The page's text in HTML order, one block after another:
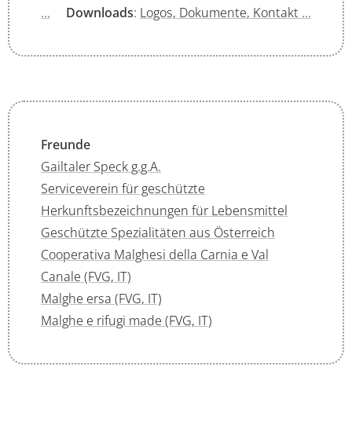
...
Downloads: Logos, Dokumente, Kontakt ...
Freunde
Gailtaler Speck g.g.A.
Serviceverein für geschützte
Herkunftsbezeichnungen für Lebensmittel
Geschützte Spezialitäten aus Österreich
Cooperativa Malghesi della Carnia e Val
Canale (FVG, IT)
Malghe ersa (FVG, IT)
Malghe e rifugi made (FVG, IT)